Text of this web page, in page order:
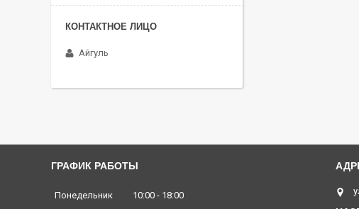
Айгуль
ГРАФИК РАБОТЫ
Понедельник 10:00 18:00